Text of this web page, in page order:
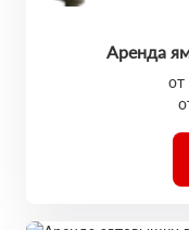
Аренда
от